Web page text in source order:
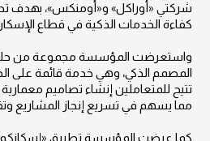
شركتي «أوراكل» و«أومنكس»، بهدف
كفاءة الخدمات الذكية في قطاع
واستعرضت المؤسسة مجموعة من
المصمم الذكي، وهي خدمة قائمة على
تتيح للمتعاملين إنشاء تصاميم
مما يسهم في تسريع إنجاز المشاريع
كما عرضت المؤسسة تطبيق